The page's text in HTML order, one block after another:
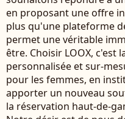
en proposant une offre
plus qu'une plateforme
permet une véritable
être. Choisir LOOX, c'est
personnalisée et sur-
pour les femmes, en
apporter un nouveau
la réservation haut-de-